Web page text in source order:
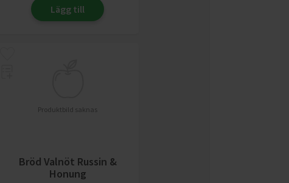
Lägg till
Produktbild saknas
Bröd Valnöt Russin &
Honung